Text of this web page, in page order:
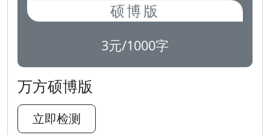
硕博版
3元/1000字
万方硕博版
立即检测